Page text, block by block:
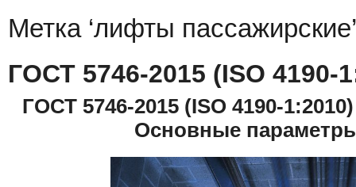
Метка ‘лифты пассажирские’
ГОСТ 5746-2015 (ISO 4190-
ГОСТ 5746-2015 (ISO 4190-
Основные